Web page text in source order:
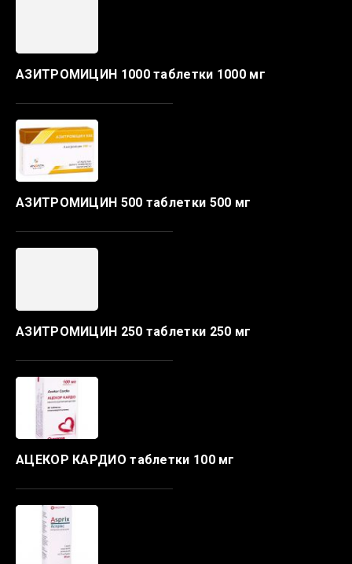
АЗИТРОМИЦИН 1000 таблетки 1000 мг
АЗИТРОМИЦИН 500 таблетки 500 мг
АЗИТРОМИЦИН 250 таблетки 250 мг
АЦЕКОР КАРДИО таблетки 100 мг